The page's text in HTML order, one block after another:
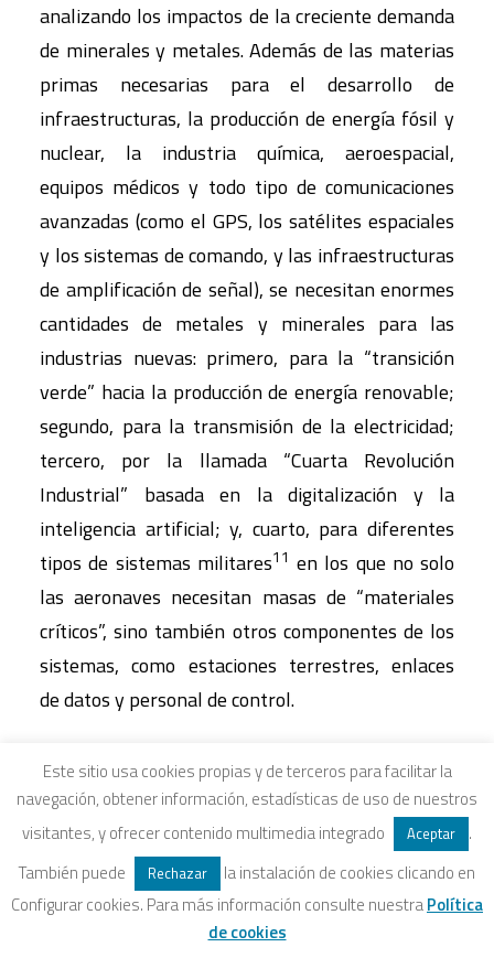
analizando los impactos de la creciente demanda
de minerales y metales. Además de las materias
primas necesarias para el desarrollo de
infraestructuras, la producción de energía fósil y
nuclear, la industria química, aeroespacial,
equipos médicos y todo tipo de comunicaciones
avanzadas (como el GPS, los satélites espaciales
y los sistemas de comando, y las infraestructuras
de amplificación de señal), se necesitan enormes
cantidades de metales y minerales para las
industrias nuevas: primero, para la “transición
verde” hacia la producción de energía renovable;
segundo, para la transmisión de la electricidad;
tercero, por la llamada “Cuarta Revolución
Industrial” basada en la digitalización y la
inteligencia artificial; y, cuarto, para diferentes
tipos de sistemas militares11 en los que no solo
las aeronaves necesitan masas de “materiales
críticos”, sino también otros componentes de los
sistemas, como estaciones terrestres, enlaces
de datos y personal de control.
(pero también en China), se ha desarrollado la
integración del procesamiento de datos digitales
en los procesos de producción, con tecnología
clave como sensores, “etiquetas de identificación”
de radiofrecuencia, microchips de alto
Este sitio usa cookies propias y de terceros para facilitar la
navegación, obtener información, estadísticas de uso de nuestros
visitantes, y ofrecer contenido multimedia integrado
Aceptar
.
También puede
Rechazar
la instalación de cookies clicando en
Configurar cookies. Para más información consulte nuestraPolítica
de cookies